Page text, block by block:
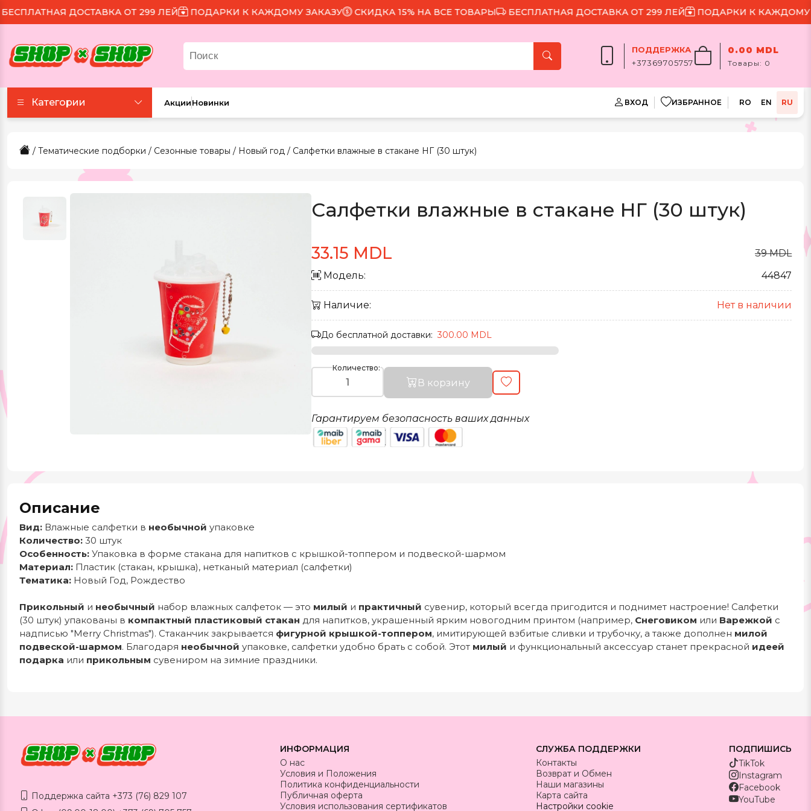
ДОСТАВКА ОТ 299 ЛЕЙ ПОДАРКИ К КАЖДОМУ ЗАКАЗУ СКИДКА 15% НА ВСЕ ТОВАРЫ БЕСПЛАТНАЯ ДОСТАВКА ОТ 299 ЛЕЙ ПОДАРКИ К КАЖДОМУ
ПОДДЕРЖКА
+37369705757
0.00 MDL
Товары: 0
Категории
Все для праздника
АкцииНовинки ВХОД ИЗБРАННОЕ RO EN RU
/ Тематические подборки / Сезонные товары / Новый год / Салфетки влажные в стакане НГ (30 штук)
Салфетки влажные в стакане НГ (30 штук)
33.15 MDL
39 MDL
Модель:
44847
Наличие: Нет в наличии
До бесплатной доставки:300.00 MDL
Количество:
В корзину
Гарантируем безопасность ваших данных
Описание
Вид: Влажные салфетки в необычной упаковке
Количество: 30 штук
Особенность: Упаковка в форме стакана для напитков с крышкой-топпером и подвеской-шармом
Материал: Пластик (стакан, крышка), нетканый материал (салфетки)
Тематика: Новый Год, Рождество
Прикольный и необычный набор влажных салфеток — это милый и практичный сувенир, который всегда пригодится и поднимет настроение! Салфетки
(30 штук) упакованы в компактный пластиковый стакан для напитков, украшенный ярким новогодним принтом (например, Снеговиком или Варежкой с
надписью "Merry Christmas"). Стаканчик закрывается фигурной крышкой-топпером, имитирующей взбитые сливки и трубочку, а также дополнен милой
подвеской-шармом. Благодаря необычной упаковке, салфетки удобно брать с собой. Этот милый и функциональный аксессуар станет прекрасной идеей
подарка или прикольным сувениром на зимние праздники.
Поддержка сайта +373 (76) 829 107
ИНФОРМАЦИЯ
О нас
Условия и Положения
Политика конфиденциальности
Публичная оферта
Условия использования сертификатов
СЛУЖБА ПОДДЕРЖКИ
Контакты
Возврат и Обмен
Наши магазины
Карта сайта
Настройки cookie
ПОДПИШИСЬ
TikTok
Instagram
Facebook
YouTube